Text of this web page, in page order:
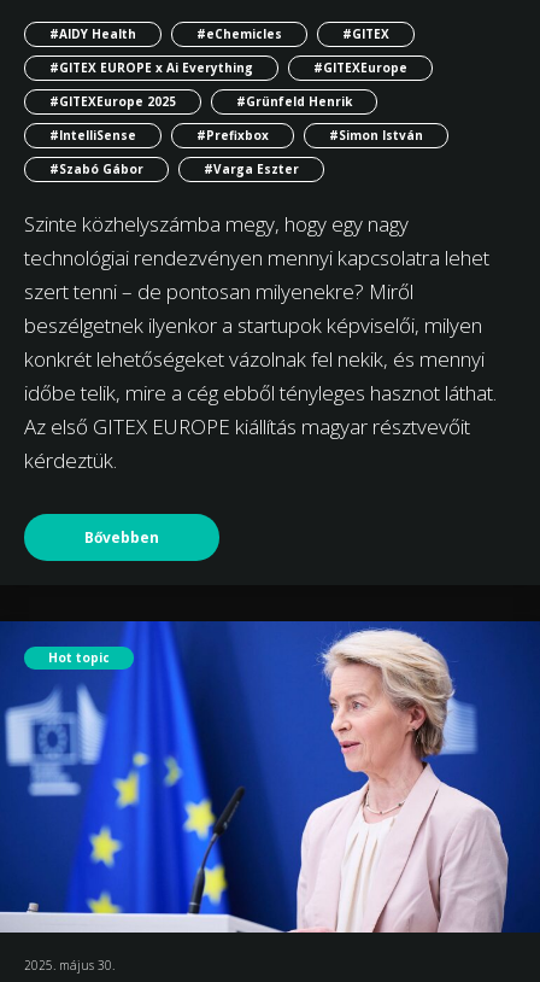
#AIDY Health #eChemicles
#GITEX
#GITEX EUROPE x Ai Everything
#GITEXEurope
#GITEXEurope 2025
#Grünfeld Henrik
#IntelliSense
#Prefixbox
#Simon István
#Szabó Gábor
#Varga Eszter
Szinte közhelyszámba megy, hogy egy nagy
technológiai rendezvényen mennyi kapcsolatra lehet
szert tenni – de pontosan milyenekre? Miről
beszélgetnek ilyenkor a startupok képviselői, milyen
konkrét lehetőségeket vázolnak fel nekik, és mennyi
időbe telik, mire a cég ebből tényleges hasznot láthat.
Az első GITEX EUROPE kiállítás magyar résztvevőit
kérdeztük.
Bővebben
Hot topic
2025. május 30.